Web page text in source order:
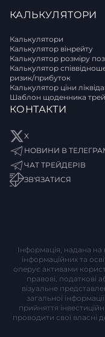
КАЛЬКУЛЯТОРИ
Калькулятори
Калькулятор вінрейту
Калькулятор розміру
Калькулятор
ризик/прибуток
Калькулятор ціни
Шаблон щоденника
КОНТАКТИ
X
НОВИНИ В
ЧАТ ТРЕЙДЕРІВ
ЗВ'ЯЗАТИСЯ
Інформація, надана на
інформаційних та
оперує активами
правові, податкові
візуальне
загальної
прийняття
проводити свої власні